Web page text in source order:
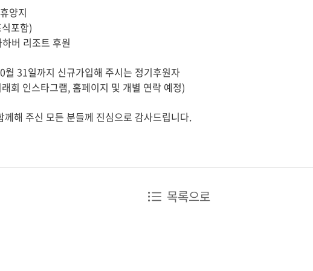
양지
포함)
버 리조트 후원
31일까지 신규가입해 주시는 정기후원자
회 인스타그램, 홈페이지 및 개별 연락 예정)
해 주신 모든 분들께 진심으로 감사드립니다.
목록으로